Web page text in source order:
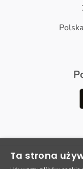
Ta strona